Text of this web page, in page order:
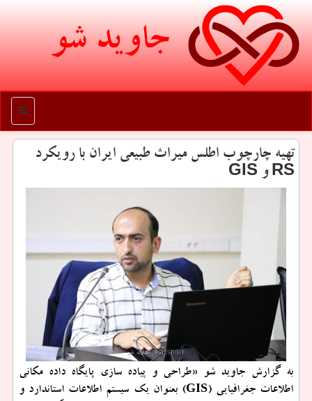
جاوید شو
منو
تهیه چارچوب اطلس میراث طبیعی ایران با رویكرد
RS و GIS
به گزارش جاوید شو «طراحی و پیاده سازی پایگاه داده مكانی
اطلاعات جغرافیایی (GIS) بعنوان یك سیستم اطلاعات استاندارد و